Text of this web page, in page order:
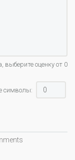
оценку от 0
символы: